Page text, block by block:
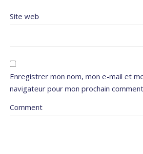
Site web
Enregistrer mon nom, mon e-mail et
navigateur pour mon prochain
Comment